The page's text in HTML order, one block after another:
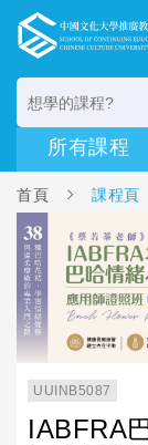
首頁 課程頁
UUINB5087
IABFRA